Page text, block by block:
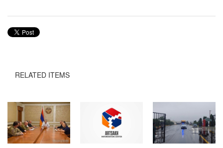
RELATED ITEMS